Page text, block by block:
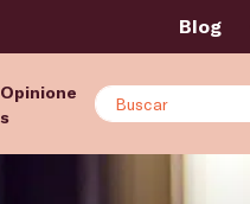
Blog
Opinione
s
Buscar